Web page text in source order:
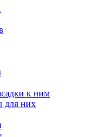
к ним
для них